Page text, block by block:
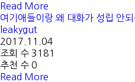
Read More
여기애들이랑 왜 대화가 성립 안
leakygut
2017.11.04
조회 수 3181
추천 수 0
Read More